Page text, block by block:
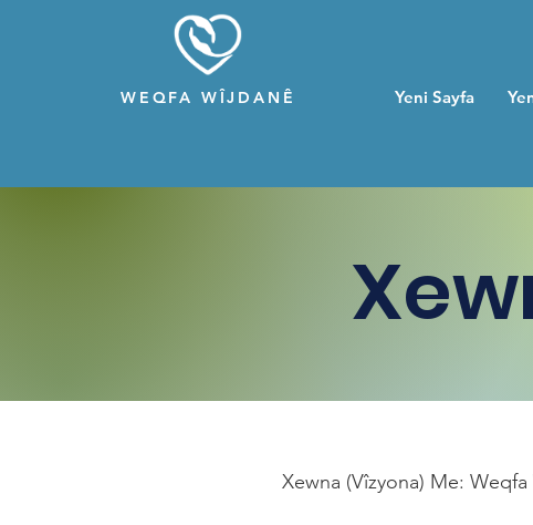
WEQFA WÎJDANÊ Yeni Sayfa
Xewna (Vîzyona) Me: